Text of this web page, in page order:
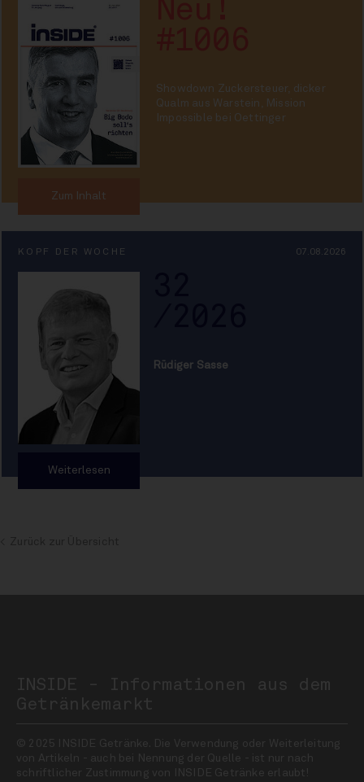
Showdown Zuckersteuer, dicker
Qualm aus Warstein, Mission
Impossible bei Oettinger
Zum Inhalt
KOPF DER WOCHE 07.08.2026
Rüdiger Sasse
Weiterlesen
INSIDE - Informationen aus dem
Getränkemarkt
© 2025 INSIDE Getränke. Die Verwendung oder Weiterleitung
von Artikeln - auch bei Nennung der Quelle - ist nur nach
schriftlicher Zustimmung von INSIDE Getränke erlaubt!